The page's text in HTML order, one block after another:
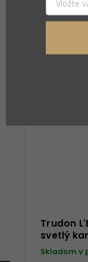
Trudon
svetlý
Skladom v